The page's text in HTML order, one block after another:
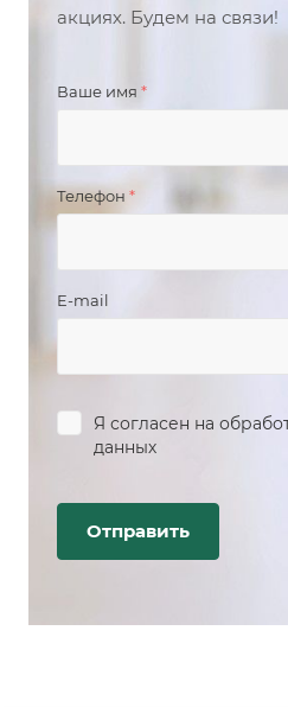
акциях. Будем на связи!
Ваше имя *
Телефон *
E-mail
Я согласен на
данных